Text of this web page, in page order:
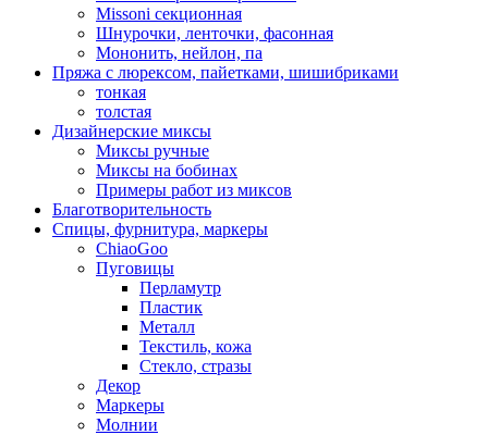
Missoni секционная
Шнурочки, ленточки, фасонная
Мононить, нейлон, па
Пряжа с люрексом, пайетками, шишибриками
тонкая
толстая
Дизайнерские миксы
Миксы ручные
Миксы на бобинах
Примеры работ из миксов
Благотворительность
Спицы, фурнитура, маркеры
ChiaoGoo
Пуговицы
Перламутр
Пластик
Металл
Текстиль, кожа
Стекло, стразы
Декор
Маркеры
Молнии